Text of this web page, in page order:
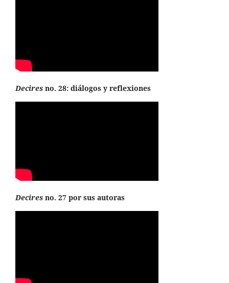
Decires no. 28: diálogos y reflexiones
Decires no. 27 por sus autoras